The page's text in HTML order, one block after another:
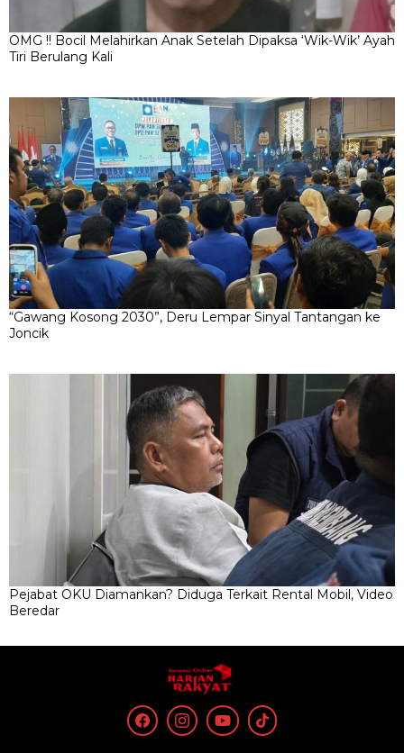
OMG !! Bocil Melahirkan Anak Setelah Dipaksa ‘Wik-Wik’ Ayah
Tiri Berulang Kali
“Gawang Kosong 2030”, Deru Lempar Sinyal Tantangan ke
Joncik
Pejabat OKU Diamankan? Diduga Terkait Rental Mobil, Video
Beredar